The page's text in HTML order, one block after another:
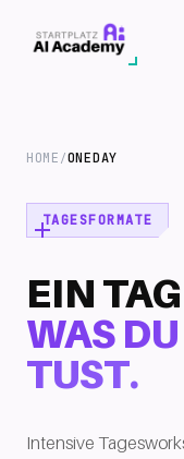
HOME /ONEDAY
TAGESFORMATE
EIN
WAS
TUST.
Intensive